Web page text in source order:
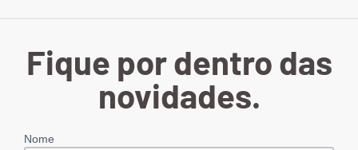
Fique por dentro das
novidades.
Nome